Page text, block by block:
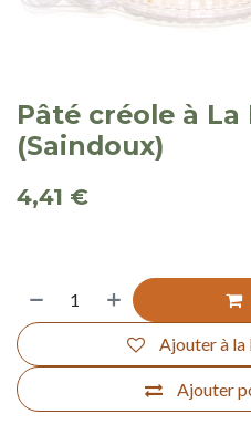
Pâté créole à La
(Saindoux)
4,41 €
Ajouter
Ajouter à la